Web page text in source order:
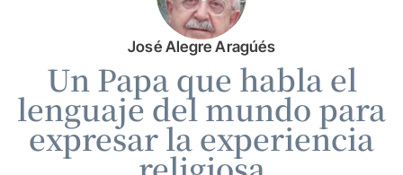
José Alegre Aragúés
Un Papa que habla el
lenguaje del mundo para
expresar la experiencia